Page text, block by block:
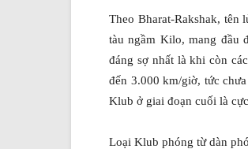
Theo Bharat-Rakshak,
tàu ngầm Kilo, mang đầu
đáng sợ nhất là khi còn
đến 3.000 km/giờ, tức
Klub ở giai đoạn cuối là
Loại Klub phóng từ dàn